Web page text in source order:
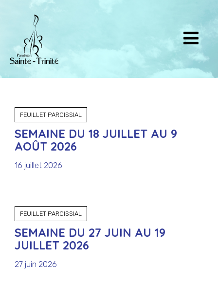
FEUILLET PAROISSIAL
SEMAINE DU 18 JUILLET AU 9
AOÛT 2026
16 juillet 2026
FEUILLET PAROISSIAL
SEMAINE DU 27 JUIN AU 19
JUILLET 2026
27 juin 2026